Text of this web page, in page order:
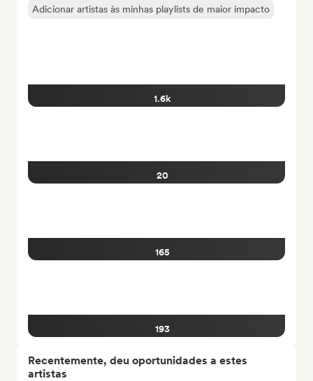
Adicionar artistas às minhas playlists de maior impacto
1.6k
20
165
193
Recentemente, deu oportunidades a estes
artistas